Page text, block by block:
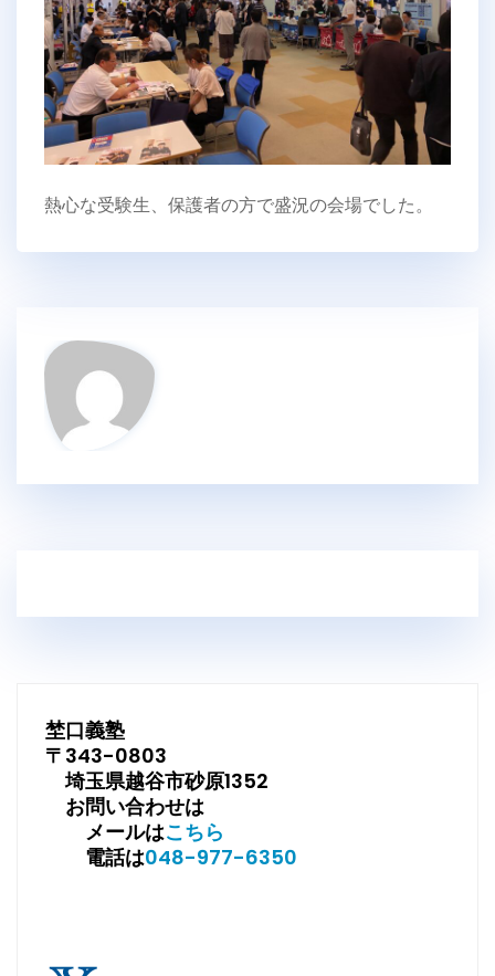
熱心な受験生、保護者の方で盛況の会場でした。
埜口義塾
〒343-0803
埼玉県越谷市砂原1352
お問い合わせは
メールはこちら
電話は048-977-6350